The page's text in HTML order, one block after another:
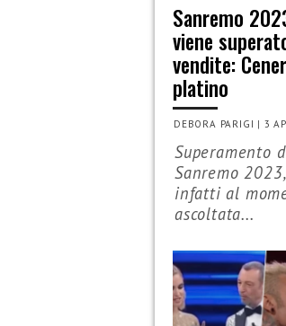
Sanremo
viene
vendite:
platino
DEBORA PARIGI | 3
Superamento
Sanremo
infatti al
ascoltata...